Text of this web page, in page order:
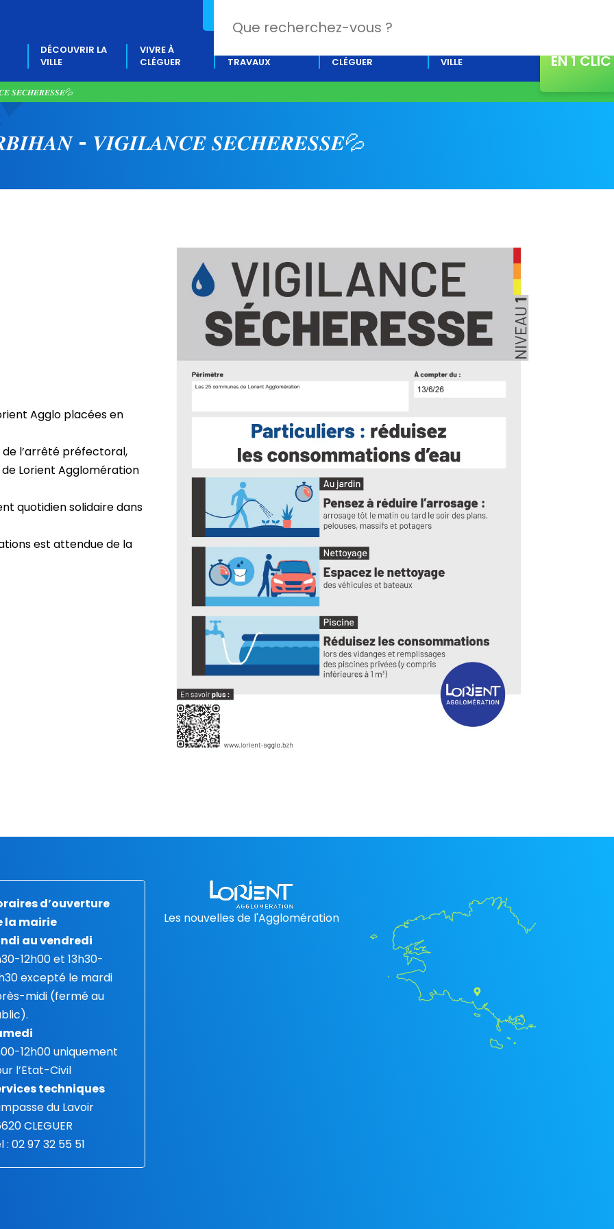
DÉCOUVRIR LA
VILLE
VIVRE À
CLÉGUER
TRAVAUX
CLÉGUER
VILLE
EN 1 CLIC
𝑺𝑬𝑪𝑯𝑬𝑹𝑬𝑺𝑺𝑬💦​
– 𝑽𝑰𝑮𝑰𝑳𝑨𝑵𝑪𝑬 𝑺𝑬𝑪𝑯𝑬𝑹𝑬𝑺𝑺𝑬💦​
Agglo placées en
de l’arrêté préfectoral,
Lorient Agglomération
quotidien solidaire dans
est attendue de la
d’ouverture
la mairie
au vendredi
12h00 et 13h30-
excepté le mardi
midi (fermé au
12h00 uniquement
l’Etat-Civil
techniques
du Lavoir
CLEGUER
: 02 97 32 55 51
Les nouvelles de l'Agglomération